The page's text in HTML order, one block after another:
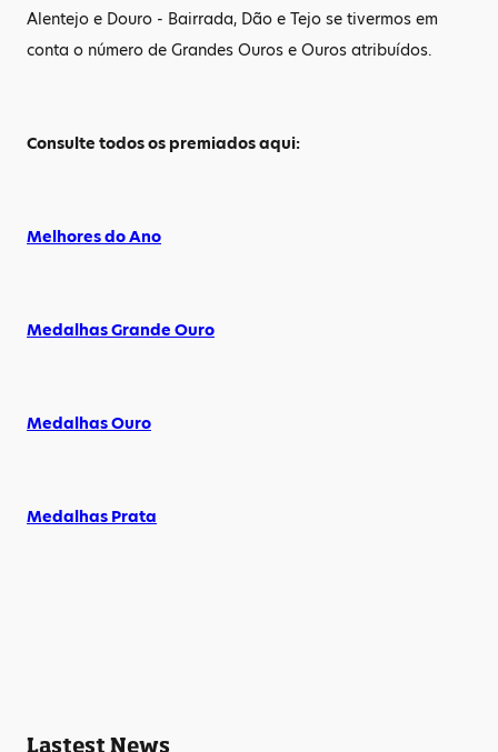
Alentejo e Douro - Bairrada, Dão e Tejo se tivermos em
conta o número de Grandes Ouros e Ouros atribuídos.
Consulte todos os premiados aqui:
Melhores do Ano
Medalhas Grande Ouro
Medalhas Ouro
Medalhas Prata
Lastest News